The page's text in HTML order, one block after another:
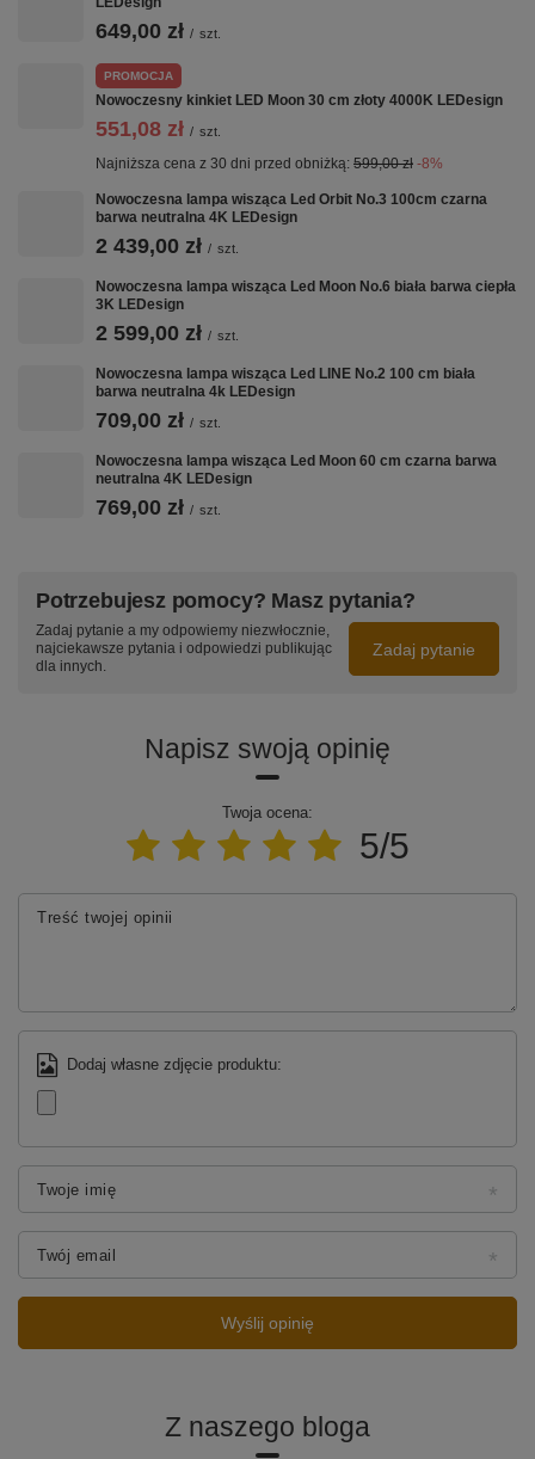
100/80/60/40 cm w czarnym macie, ciepłe światło
3000K, sterowana aplikacją Smart Life. Regulowane
ringi i elegancki design sprawiają, że lampa idealnie
sprawdzi się w salonie, jadalni, nad antresolą czy w
biurze. To nowoczesne oświetlenie, które łączy
technologię LED z wygodą smart home.
Zobacz wszystkie warianty lampy Orbit No.4
Zmień lampę według swoich potrzeb – zamów indywidualny projekt
649,00 zł / szt.
PROMOCJA
Nowoczesny kinkiet LED Moon 30 cm złoty 4000K LEDesign
551,08 zł / szt.
Najniższa cena z 30 dni przed obniżką: 599,00 zł -8%
Nowoczesna lampa wisząca Led Orbit No.3 100cm czarna
barwa neutralna 4K LEDesign
2 439,00 zł / szt.
Nowoczesna lampa wisząca Led Moon No.6 biała barwa ciepła
3K LEDesign
2 599,00 zł / szt.
Nowoczesna lampa wisząca Led LINE No.2 100 cm biała
barwa neutralna 4k LEDesign
709,00 zł / szt.
Nowoczesna lampa wisząca Led Moon 60 cm czarna barwa
neutralna 4K LEDesign
769,00 zł / szt.
Potrzebujesz pomocy? Masz pytania?
Zadaj pytanie a my odpowiemy niezwłocznie,
najciekawsze pytania i odpowiedzi publikując
dla innych.
Zadaj pytanie
Napisz swoją opinię
Twoja ocena:
5/5
Treść twojej opinii
Dodaj własne zdjęcie produktu:
Twoje imię
Twój email
Wyślij opinię
Z naszego bloga